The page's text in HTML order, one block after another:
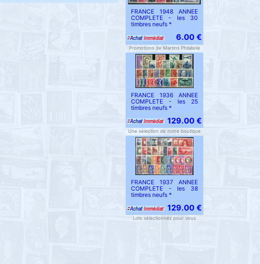
FRANCE 1948 ANNEE
COMPLETE - les 30
timbres neufs *
6.00 €
Promotions de Martins Philatelie
FRANCE 1936 ANNEE
COMPLETE - les 25
timbres neufs *
129.00 €
Une sélection de notre boutique
FRANCE 1937 ANNEE
COMPLETE - les 38
timbres neufs *
129.00 €
Lots sélectionnés pour vous